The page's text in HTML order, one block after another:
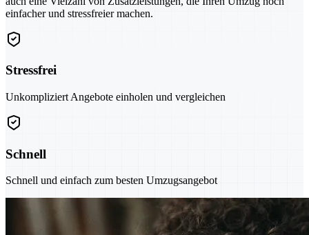
einfacher und stressfreier machen.
Stressfrei
Unkompliziert Angebote einholen und vergleichen
Schnell
Schnell und einfach zum besten Umzugsangebot